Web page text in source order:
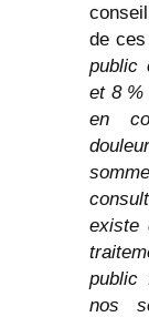
de
public
et 8 %
en
existe
public
nos